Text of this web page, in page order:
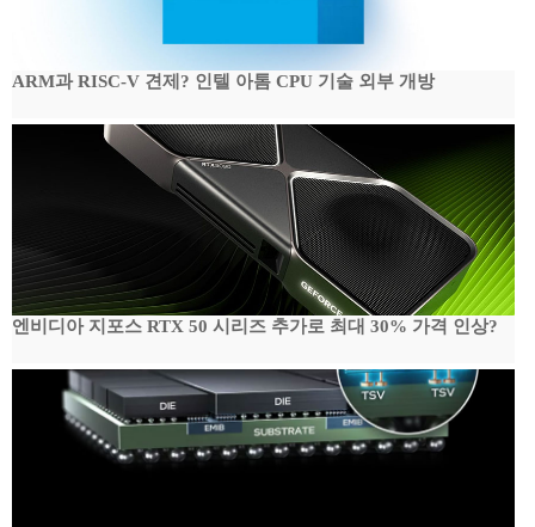
ARM과 RISC-V 견제? 인텔 아톰 CPU 기술 외부 개방
엔비디아 지포스 RTX 50 시리즈 추가로 최대 30% 가격 인상?